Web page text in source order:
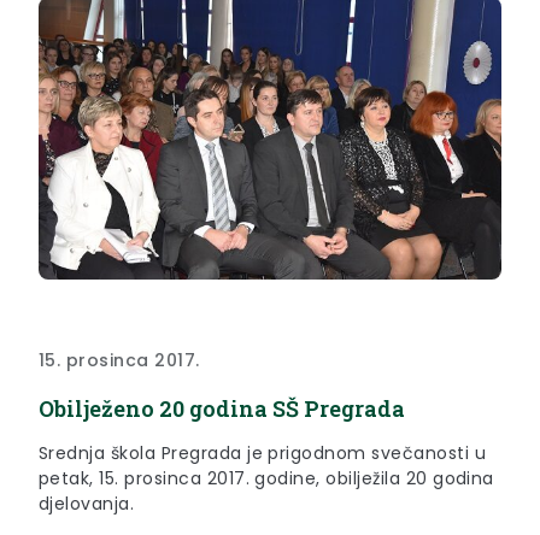
15. prosinca 2017.
Obilježeno 20 godina SŠ Pregrada
Srednja škola Pregrada je prigodnom svečanosti u
petak, 15. prosinca 2017. godine, obilježila 20 godina
djelovanja.